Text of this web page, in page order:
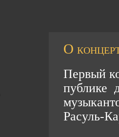
О
Первый
публике
Расуль-